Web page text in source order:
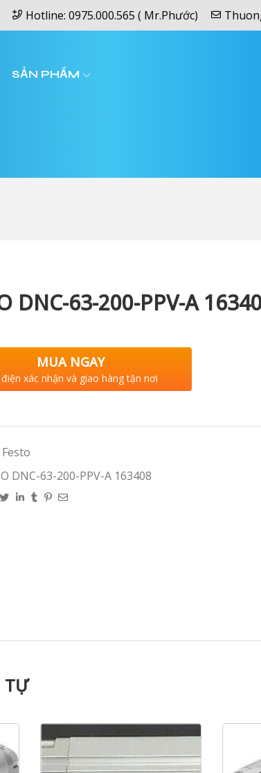
Hotline: 0975.000.565 ( Mr.Phước)
SẢN PHẨM
DNC-63-200-PPV-A
MUA NGAY
xác nhận và giao hàng tận nơi
Festo
DNC-63-200-PPV-A 163408
TỰ